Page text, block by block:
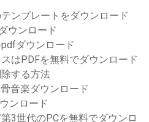
ンプレートをダウンロード
ウンロード
ダウンロード
はPDFを無料でダウンロード
する方法
音楽ダウンロード
ンロード
3世代のPCを無料でダウンロ